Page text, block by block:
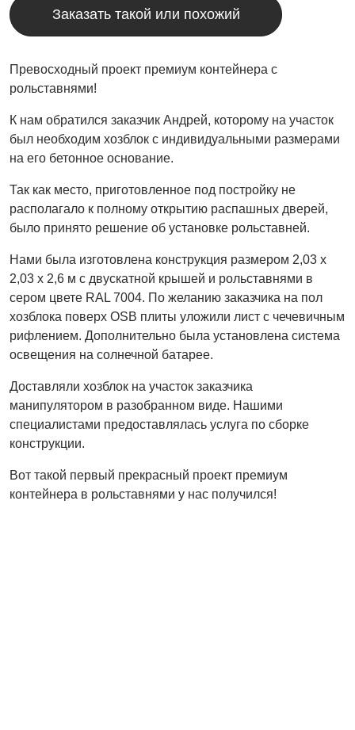
Заказать такой или похожий
Превосходный проект премиум контейнера с
рольставнями!
К нам обратился заказчик Андрей, которому на участок
был необходим хозблок с индивидуальными размерами
на его бетонное основание.
Так как место, приготовленное под постройку не
располагало к полному открытию распашных дверей,
было принято решение об установке рольставней.
Нами была изготовлена конструкция размером 2,03 х
2,03 х 2,6 м с двускатной крышей и рольставнями в
сером цвете RAL 7004. По желанию заказчика на пол
хозблока поверх OSB плиты уложили лист с чечевичным
рифлением. Дополнительно была установлена система
освещения на солнечной батарее.
Доставляли хозблок на участок заказчика
манипулятором в разобранном виде. Нашими
специалистами предоставлялась услуга по сборке
конструкции.
Вот такой первый прекрасный проект премиум
контейнера в рольставнями у нас получился!